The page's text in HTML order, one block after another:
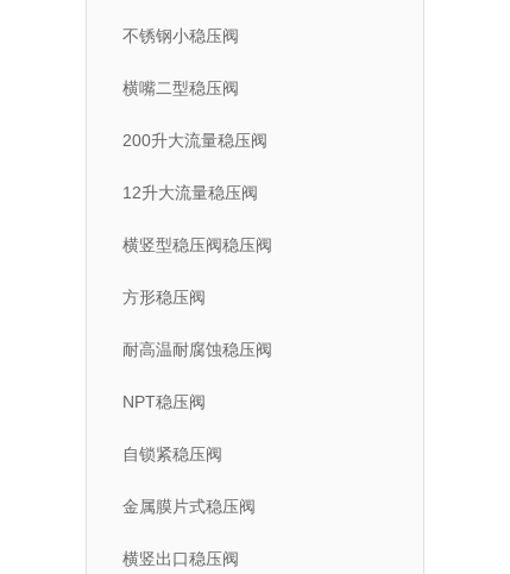
不锈钢小稳压阀
横嘴二型稳压阀
200升大流量稳压阀
12升大流量稳压阀
横竖型稳压阀稳压阀
方形稳压阀
耐高温耐腐蚀稳压阀
NPT稳压阀
自锁紧稳压阀
金属膜片式稳压阀
横竖出口稳压阀